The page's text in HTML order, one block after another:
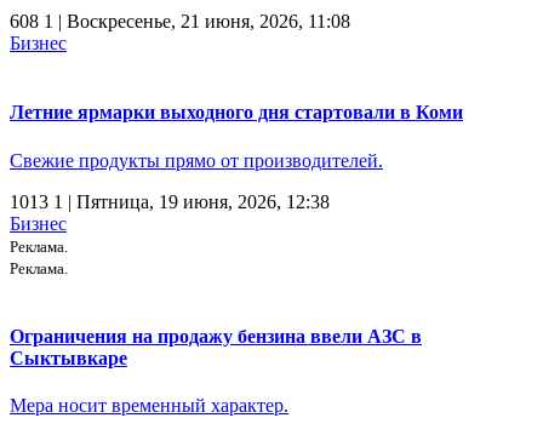
608 1 | Воскресенье, 21 июня, 2026, 11:08
Бизнес
Летние ярмарки выходного дня стартовали в Коми
Свежие продукты прямо от производителей.
1013 1 | Пятница, 19 июня, 2026, 12:38
Бизнес
Реклама.
Реклама.
Ограничения на продажу бензина ввели АЗС в
Сыктывкаре
Мера носит временный характер.